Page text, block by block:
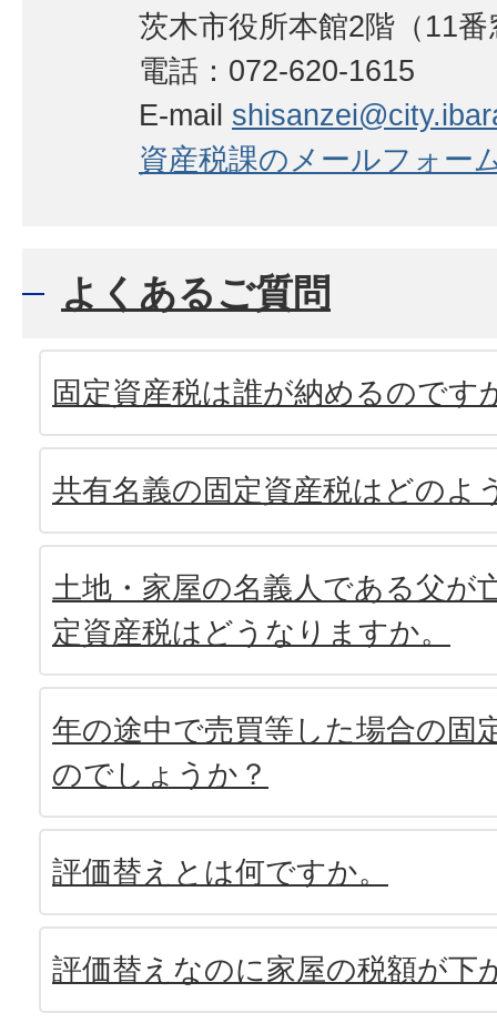
茨木市役所本館2階（11番
電話：072-620-1615
E-mail
資産税課のメールフォー
よくあるご質問
固定資産税は誰が納めるのです
共有名義の固定資産税はどのよ
土地・家屋の名義人である父が
定資産税はどうなりますか。
年の途中で売買等した場合の固
のでしょうか？
評価替えとは何ですか。
評価替えなのに家屋の税額が下